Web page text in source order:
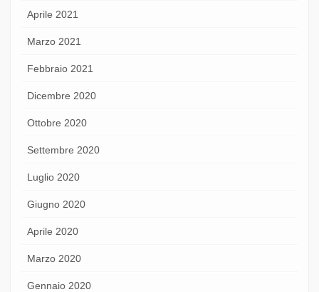
Aprile 2021
Marzo 2021
Febbraio 2021
Dicembre 2020
Ottobre 2020
Settembre 2020
Luglio 2020
Giugno 2020
Aprile 2020
Marzo 2020
Gennaio 2020